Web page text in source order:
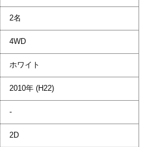
2名
4WD
ホワイト
2010年 (H22)
-
2D